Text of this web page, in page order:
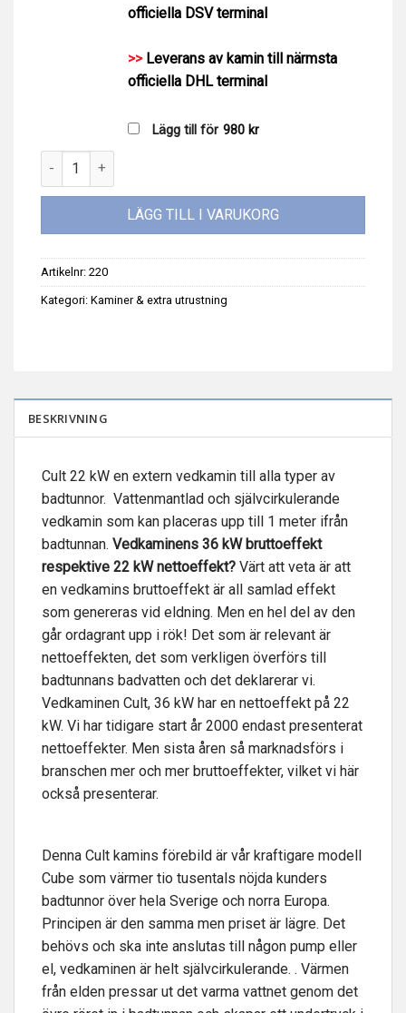
officiella DSV terminal
>>Leverans av kamin till närmsta
officiella DHL terminal
Lägg till för 980 kr
Vedkamin Kirami Cult 36/22 kW extern mängd
LÄGG TILL I VARUKORG
Artikelnr: 220
Kategori: Kaminer & extra utrustning
BESKRIVNING
Cult 22 kW en extern vedkamin till alla typer av
badtunnor. Vattenmantlad och självcirkulerande
vedkamin som kan placeras upp till 1 meter ifrån
badtunnan. Vedkaminens 36 kW bruttoeffekt
respektive 22 kW nettoeffekt? Värt att veta är att
en vedkamins bruttoeffekt är all samlad effekt
som genereras vid eldning. Men en hel del av den
går ordagrant upp i rök! Det som är relevant är
nettoeffekten, det som verkligen överförs till
badtunnans badvatten och det deklarerar vi.
Vedkaminen Cult, 36 kW har en nettoeffekt på 22
kW. Vi har tidigare start år 2000 endast presenterat
nettoeffekter. Men sista åren så marknadsförs i
branschen mer och mer bruttoeffekter, vilket vi här
också presenterar.
Denna Cult kamins förebild är vår kraftigare modell
Cube som värmer tio tusentals nöjda kunders
badtunnor över hela Sverige och norra Europa.
Principen är den samma men priset är lägre. Det
behövs och ska inte anslutas till någon pump eller
el, vedkaminen är helt självcirkulerande. . Värmen
från elden pressar ut det varma vattnet genom det